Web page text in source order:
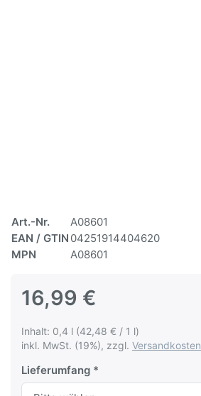
Art.-Nr.
A08601
EAN / GTIN 04251914404620
MPN
A08601
16,99 €
Inhalt: 0,4 l (42,48 € / 1 l)
inkl. MwSt. (19%), zzgl. Versandkosten
Lieferumfang